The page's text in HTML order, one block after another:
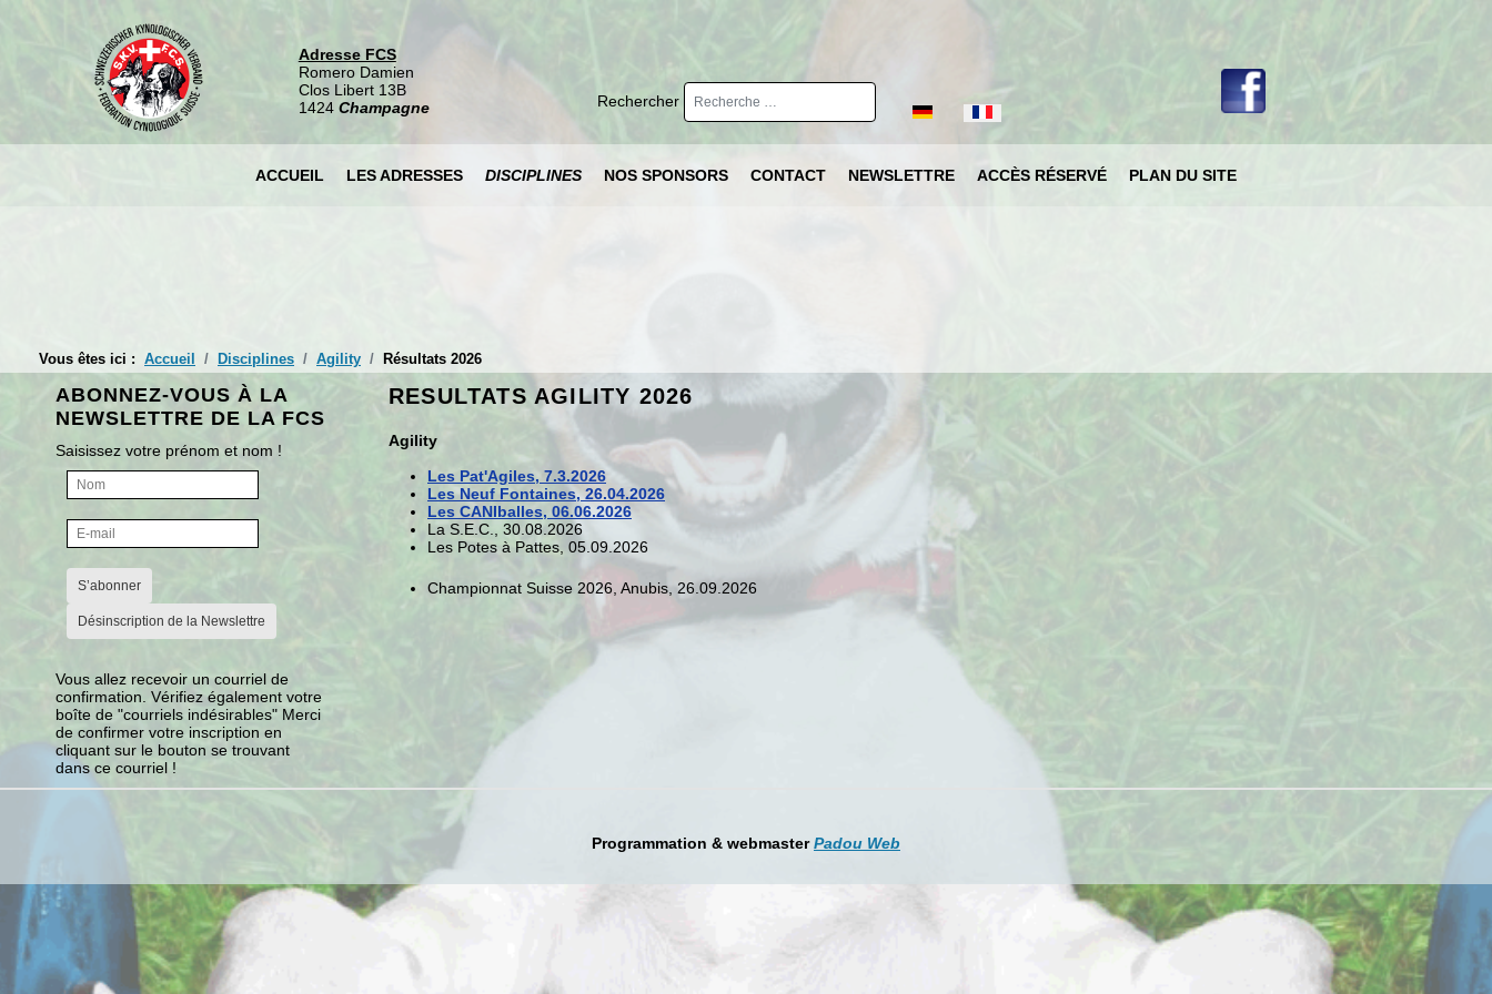
Adresse FCS
Romero Damien
Clos Libert 13B
1424 Champagne Rechercher
Sélectionnez votre langue
ACCUEIL LES ADRESSES DISCIPLINES NOS SPONSORS CONTACT NEWSLETTRE ACCÈS RÉSERVÉ PLAN DU SITE
Vous êtes ici : Accueil Disciplines Agility Résultats 2026
ABONNEZ-VOUS À LA
NEWSLETTRE DE LA FCS
Saisissez votre prénom et nom !
S’abonner
Désinscription de la Newslettre
Vous allez recevoir un courriel de
confirmation. Vérifiez également votre
boîte de "courriels indésirables" Merci
de confirmer votre inscription en
cliquant sur le bouton se trouvant
dans ce courriel !
RESULTATS AGILITY 2026
Agility
Les Pat'Agiles, 7.3.2026
Les Neuf Fontaines, 26.04.2026
Les CANIballes, 06.06.2026
La S.E.C., 30.08.2026
Les Potes à Pattes, 05.09.2026
Championnat Suisse 2026, Anubis, 26.09.2026
Programmation & webmasterPadou Web